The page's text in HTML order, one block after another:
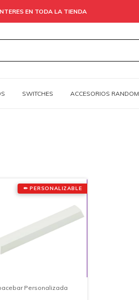
EN TODA LA TIENDA
SWITCHES ACCESORIOS RANDOM
✏ PERSONALIZABLE
Personalizada